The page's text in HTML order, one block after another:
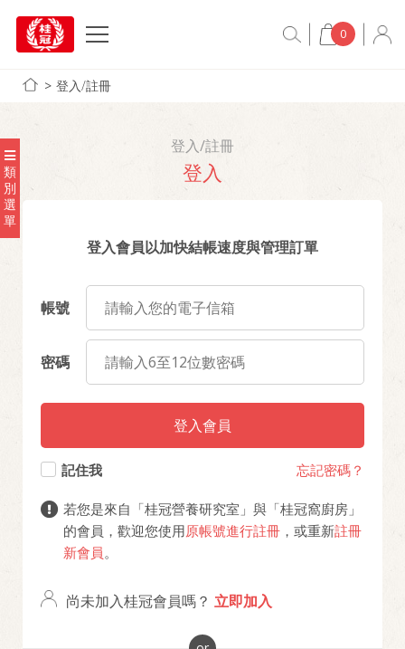
0
登入/註冊
類
別
選
單
登入/註冊
登入
登入會員以加快結帳速度與管理訂單
帳號
密碼
登入會員
記住我 忘記密碼？
若您是來自「桂冠營養研究室」與「桂冠窩廚房」
的會員，歡迎您使用原帳號進行註冊 ，或重新註冊
新會員。
尚未加入桂冠會員嗎？ 立即加入